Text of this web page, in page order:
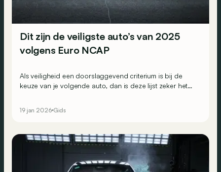
Dit zijn de veiligste auto’s van 2025
volgens Euro NCAP
Als veiligheid een doorslaggevend criterium is bij de
keuze van je volgende auto, dan is deze lijst zeker het
best scoorden op vlak van veiligheid, per categorie. Wie
19 jan 2026 Gids